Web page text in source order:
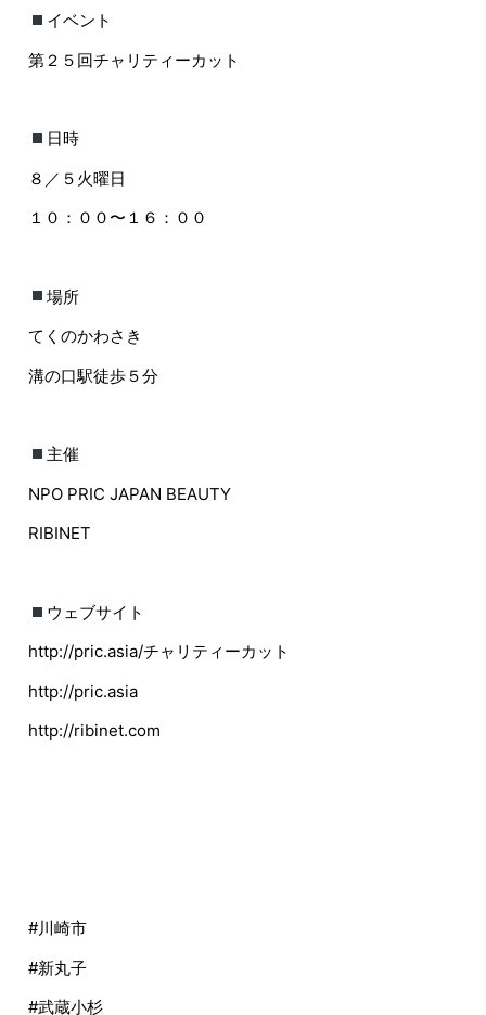
イベント
第２５回チャリティーカット
日時
８／５火曜日
１０：００〜１６：００
場所
てくのかわさき
溝の口駅徒歩５分
主催
NPO PRIC JAPAN BEAUTY
RIBINET
ウェブサイト
http://pric.asia/チャリティーカット
http://pric.asia
http://ribinet.com
#川崎市
#新丸子
#武蔵小杉